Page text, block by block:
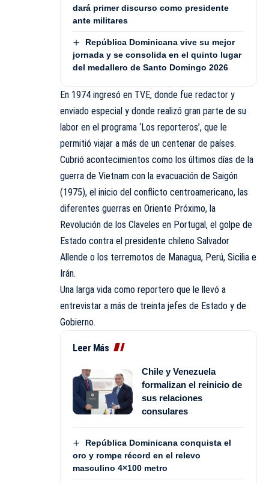
dará primer discurso como presidente
ante militares
República Dominicana vive su mejor
jornada y se consolida en el quinto lugar
del medallero de Santo Domingo 2026
En 1974 ingresó en TVE, donde fue redactor y
enviado especial y donde realizó gran parte de su
labor en el programa ‘Los reporteros’, que le
permitió viajar a más de un centenar de países.
Cubrió acontecimientos como los últimos días de la
guerra de Vietnam con la evacuación de Saigón
(1975), el inicio del conflicto centroamericano, las
diferentes guerras en Oriente Próximo, la
Revolución de los Claveles en Portugal, el golpe de
Estado contra el presidente chileno Salvador
Allende o los terremotos de Managua, Perú, Sicilia e
Irán.
Una larga vida como reportero que le llevó a
entrevistar a más de treinta jefes de Estado y de
Gobierno.
Leer Más
Chile y Venezuela
formalizan el reinicio de
sus relaciones
consulares
República Dominicana conquista el
oro y rompe récord en el relevo
masculino 4×100 metro